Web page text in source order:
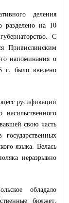
деления
разделено на 10
С
Привислинским
напоминания о
г. было введено
русификации
свою часть
языка. Велась
неразрывно
обладало
бюджет,